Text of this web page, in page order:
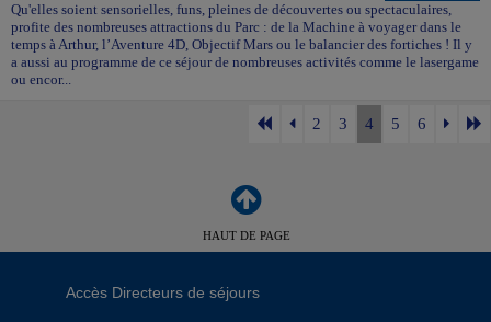
Qu'elles soient sensorielles, funs, pleines de découvertes ou spectaculaires,
profite des nombreuses attractions du Parc : de la Machine à voyager dans le
temps à Arthur, l’Aventure 4D, Objectif Mars ou le balancier des fortiches ! Il y
a aussi au programme de ce séjour de nombreuses activités comme le lasergame
ou encor...
2 3 4 5 6
HAUT DE PAGE
Accès Directeurs de séjours